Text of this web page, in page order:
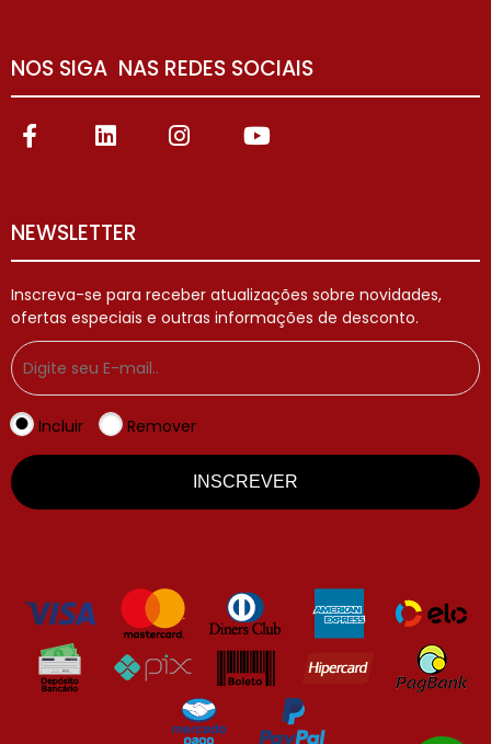
NOS SIGA NAS REDES SOCIAIS
NEWSLETTER
Inscreva-se para receber atualizações sobre novidades,
ofertas especiais e outras informações de desconto.
Incluir Remover
INSCREVER